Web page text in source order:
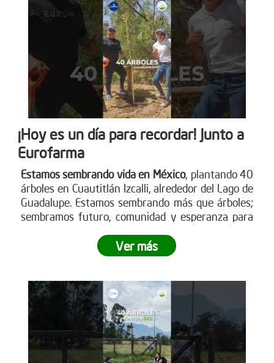
¡Hoy es un día para recordar! Junto a
Eurofarma
Estamos sembrando vida en México, plantando 40
árboles en Cuautitlán Izcalli, alrededor del Lago de
Guadalupe. Estamos sembrando más que árboles;
sembramos futuro, comunidad y esperanza para
revolución verde?
Ver más